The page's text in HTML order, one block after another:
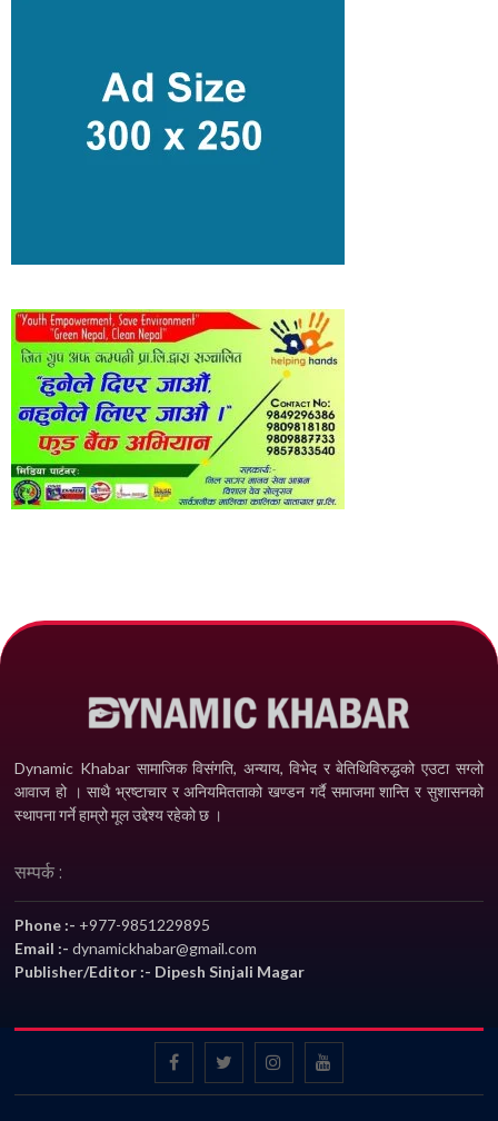
Dynamic Khabar सामाजिक विसंगति, अन्याय, विभेद­ र बेतिथिविरुद्धको एउटा सग्लो
आवाज हो । साथै भ्रष्टाचार र अनियमितताको खण्डन गर्दै समाजमा शान्ति र सुशासनको
स्थापना गर्ने हाम्रो मूल उद्देश्य रहेको छ ।
सम्पर्क :
Phone :- +977-9851229895
Email :-dynamickhabar@gmail.com
Publisher/Editor :- Dipesh Sinjali Magar